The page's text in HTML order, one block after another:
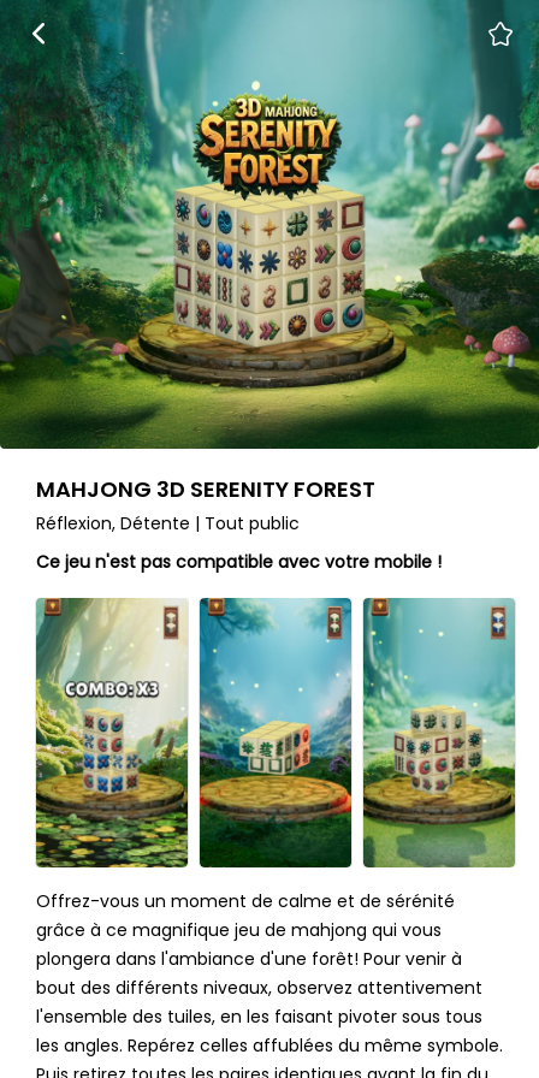
MAHJONG 3D SERENITY FOREST
Réflexion, Détente | Tout public
Ce jeu n'est pas compatible avec votre mobile !
Offrez-vous un moment de calme et de sérénité
grâce à ce magnifique jeu de mahjong qui vous
plongera dans l'ambiance d'une forêt! Pour venir à
bout des différents niveaux, observez attentivement
l'ensemble des tuiles, en les faisant pivoter sous tous
les angles. Repérez celles affublées du même symbole.